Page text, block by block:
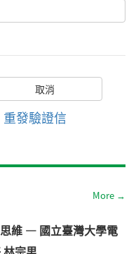
重發驗證信
More →
從汽車資安軌跡看見機器